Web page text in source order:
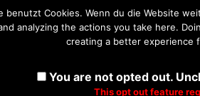
benutzt Cookies. Wenn du die Website
analyzing the actions you take here.
creating a better experience
You are not opted out.
This opt out feature